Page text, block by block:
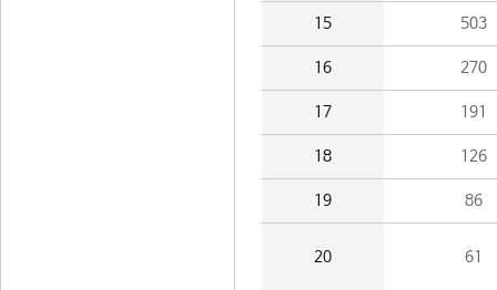
15 503
16 270
17 191
18 126
19 86
20 61